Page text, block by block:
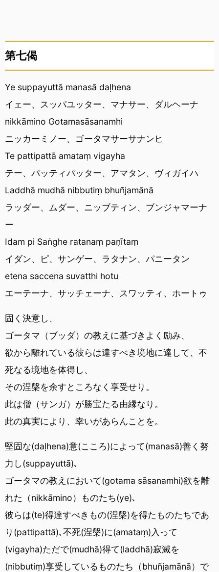
第七偈
Ye suppayuttā manasā daḷhena
イェー、スッパユッター、マナサー、ダルヘーナ
nikkāmino Gotamasāsanamhi
ニッカーミノー、ゴータマサーサナンヒ
Te pattipattā amataṃ vigayha
テー、パッティパッター、アマタン、ヴィガイハ
Laddhā mudhā nibbutiṃ bhuñjamānā
ラッダー、ムダー、ニッブティン、ブンジャマーナ
ー
Idam pi Saṅghe ratanaṃ paṇītaṃ
イダン、ピ、サンゲー、ラタナン、パニータン
etena saccena suvatthi hotu
エーテーナ、サッチェーナ、スワッティ、ホートゥ
固く決意し、
ゴータマ（ブッダ）の教えに基づきよく励み、
欲から離れている彼らは達すべき境地に達して、不
死なる境地を体得し、
その涅槃を余すところなく享受せり。
此は僧（サンガ）が勝宝たる由縁なり。
此の真実により、幸いがあらんことを。
堅固な(daḷhena)意(こころ)によって(manasā)善く努
力し(suppayuttā)､
ゴータマの教えにおいて(gotama sāsanamhi)欲を離
れた（nikkāmino）ものたち(ye)､
彼らは(te)得達すべきもの(涅槃)を得たものたちであ
り(pattipattā)､不死(涅槃)に(amataṃ)入って
(vigayha)ただで(mudhā)得て(laddhā)寂滅を
(nibbutiṃ)享受しているものたち（bhuñjamānā）で